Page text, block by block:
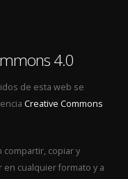
4.0
de esta web se
Creative Commons
compartir, copiar y
cualquier formato y a